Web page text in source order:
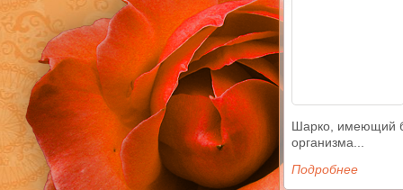
Шарко, имеющий
организма...
Подробнее